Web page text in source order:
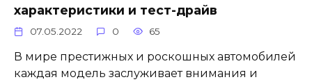
характеристики и тест-драйв
07.05.2022 0 65
В мире престижных и роскошных автомобилей
каждая модель заслуживает внимания и